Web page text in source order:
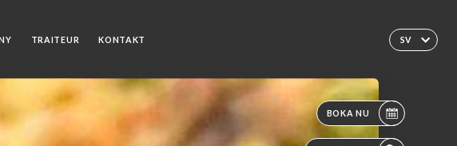
SV
TRAITEUR KONTAKT
BOKA NU